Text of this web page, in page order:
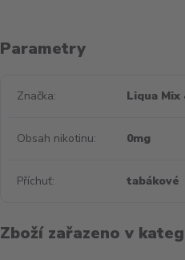
Parametry
Značka Liqua Mix
Obsah nikotinu 0mg
Příchuť tabákové
Zboží zařazeno v